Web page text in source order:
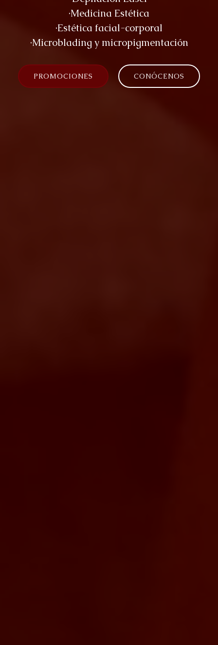
·Medicina Estética
·Estética facial-corporal
·Microblading y micropigmentación
PROMOCIONES CONÓCENOS